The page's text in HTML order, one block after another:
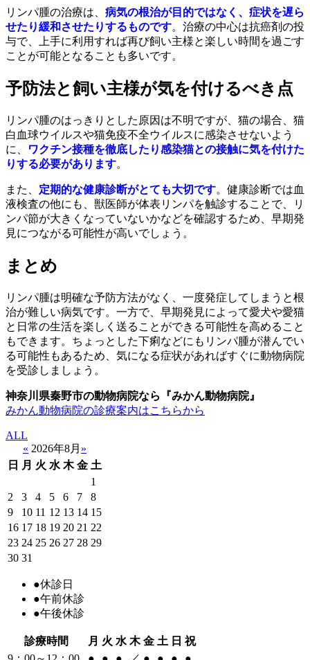
リンパ腫の治療は、 病気の根治が目的ではなく、症状を遅ら
せたり緩和させたりするものです。治療の中心は抗癌剤の投
与で、上手に利用すれば再び飼い主様と楽しい時間を過ごす
ことが可能となることも多いです。
予防法と飼い主様が気を付けるべき点
リンパ腫のはっきりとした原因は不明ですが、猫の場合、猫
白血球ウイルスや猫免疫不全ウイルスに感染させないよう
に、
ワクチン接種を徹底したり感染猫との接触に気を付けた
りする必要があります。
また、 定期的な健康診断がとても大切です。健康診断では血
液検査の他にも、獣医師が体表リンパを触診することで、リ
ンパ節が大きくなっていないかなどを確認するため、早期発
見につながる可能性が高いでしょう。
まとめ
リンパ腫は明確な予防方法がなく、一度発症してしまうと根
治が難しい病気です。一方で、早期発見によって愛犬や愛猫
と日常の生活を楽しく送ることができる可能性を高めること
もできます。ちょっとした下痢などにもリンパ腫が潜んでい
る可能性もあるため、気になる症状があればすぐに動物病院
を受診しましょう。
神奈川県秦野市の動物病院なら『みかん動物病院』
みかん動物病院の診療案内はこちらから
ALL
« 2026年8月 »
日
月 火 水 木 金 土
1
2
3 4 5 6 7
8
9
10 11 12 13 14 15
16 17 18 19 20 21 22
23 24 25 26 27 28 29
30 31
●休診日
●午前休診
●午後休診
診療時間 月 火 水 木 金 土 日 祝